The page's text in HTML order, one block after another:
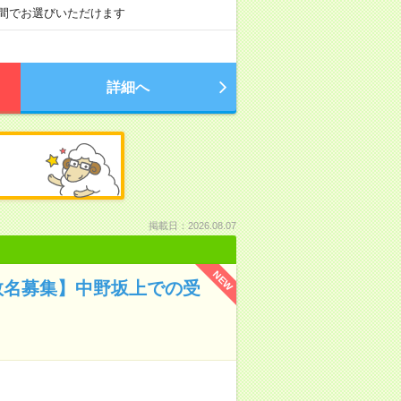
お選びいただけます
詳細へ
掲載日：2026.08.07
NEW
募集】中野坂上での受